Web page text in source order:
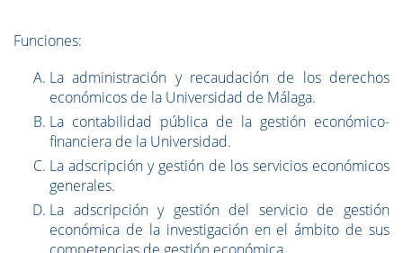
Funciones:
La administración y recaudación de los derechos
económicos de la Universidad de Málaga.
La contabilidad pública de la gestión económico-
financiera de la Universidad.
La adscripción y gestión de los servicios económicos
generales.
La adscripción y gestión del servicio de gestión
económica de la investigación en el ámbito de sus